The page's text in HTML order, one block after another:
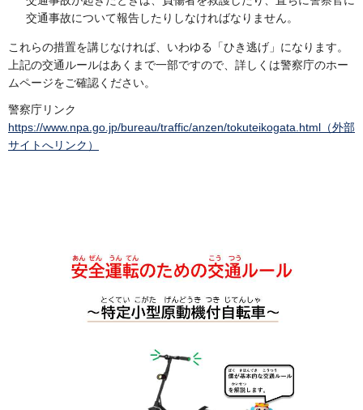
交通事故について報告したりしなければなりません。
これらの措置を講じなければ、いわゆる「ひき逃げ」になります。
上記の交通ルールはあくまで一部ですので、詳しくは警察庁のホー
ムページをご確認ください。
警察庁リンク
https://www.npa.go.jp/bureau/traffic/anzen/tokuteikogata.html（外部
サイトへリンク）